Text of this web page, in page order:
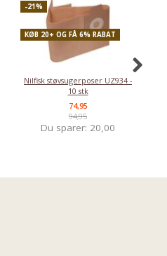
-21%
KØB 20+ OG FÅ 6% RABAT
Nilfisk støvsugerposer UZ934 -
10 stk
74,95
94,95
Du sparer: 20,00